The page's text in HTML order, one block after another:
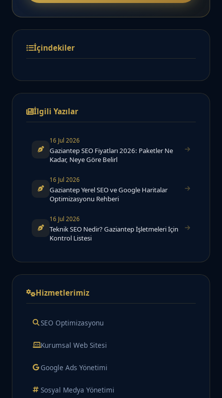
İçindekiler
İlgili Yazılar
16 Jul 2026
Gaziantep SEO Fiyatları 2026: Paketler Ne
Kadar, Neye Göre Belirl
16 Jul 2026
Gaziantep Yerel SEO ve Google Haritalar
Optimizasyonu Rehberi
16 Jul 2026
Teknik SEO Nedir? Gaziantep İşletmeleri İçin
Kontrol Listesi
Hizmetlerimiz
SEO Optimizasyonu
Kurumsal Web Sitesi
Google Ads Yönetimi
Sosyal Medya Yönetimi